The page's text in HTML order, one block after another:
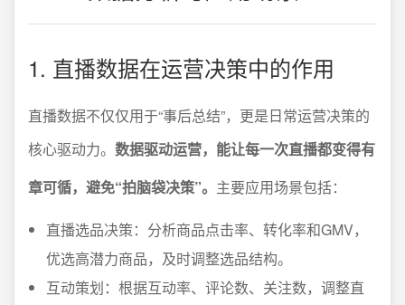
1. 直播数据在运营决策中的作用
直播数据不仅仅用于“事后总结”，更是日常运营决策的
核心驱动力。 数据驱动运营，能让每一次直播都变得有
章可循，避免“拍脑袋决策”。 主要应用场景包括：
直播选品决策：分析商品点击率、转化率和GMV，
优选高潜力商品，及时调整选品结构。
互动策划：根据互动率、评论数、关注数，调整直